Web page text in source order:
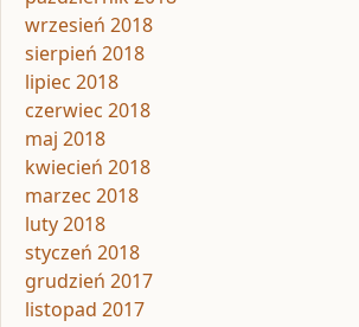
wrzesień 2018
sierpień 2018
lipiec 2018
czerwiec 2018
maj 2018
kwiecień 2018
marzec 2018
luty 2018
styczeń 2018
grudzień 2017
listopad 2017